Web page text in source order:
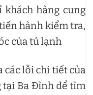
khách hàng cung
hành kiểm tra,
của tủ lạnh
các lỗi chi tiết của
tại Ba Đình để tìm